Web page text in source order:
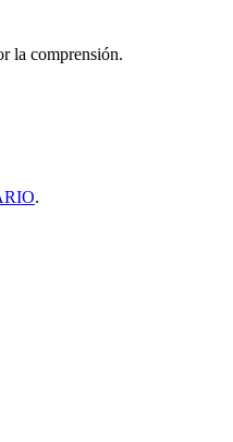
la comprensión.
.